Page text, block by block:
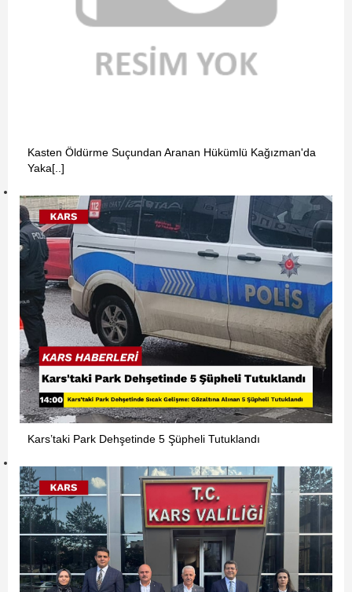
Kasten Öldürme Suçundan Aranan Hükümlü Kağızman'da
Yaka[..]
Kars’taki Park Dehşetinde 5 Şüpheli Tutuklandı